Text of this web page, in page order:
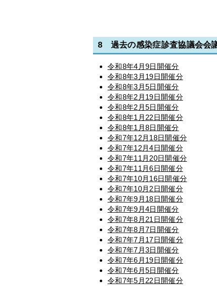
8 過去の感染症診査協議会会
令和8年4月9日開催分
令和8年3月19日開催分
令和8年3月5日開催分
令和8年2月19日開催分
令和8年2月5日開催分
令和8年1月22日開催分
令和8年1月8日開催分
令和7年12月18日開催分
令和7年12月4日開催分
令和7年11月20日開催分
令和7年11月6日開催分
令和7年10月16日開催分
令和7年10月2日開催分
令和7年9月18日開催分
令和7年9月4日開催分
令和7年8月21日開催分
令和7年8月7日開催分
令和7年7月17日開催分
令和7年7月3日開催分
令和7年6月19日開催分
令和7年6月5日開催分
令和7年5月22日開催分